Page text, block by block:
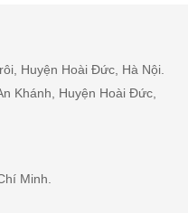
Huyện Hoài Đức, Hà Nội.
Khánh, Huyện Hoài Đức,
Minh.